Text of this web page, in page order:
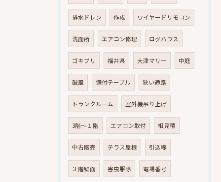
排水ドレン 作成 ワイヤードリモコン
洗面所 エアコン修理 ログハウス
ゴキブリ 福井県 大津マリー 中庭
破風 備付テーブル 狭い通路
トランクルーム 室外機吊り上げ
3階～１階 エアコン取付 相見積
中古販売 テラス屋根 引込線
３階壁面 害虫駆除 電場番号